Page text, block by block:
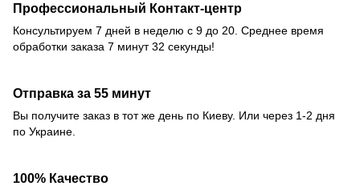
Профессиональный Контакт-центр
Консультируем 7 дней в неделю с 9 до 20. Среднее время
обработки заказа 7 минут 32 секунды!
Отправка за 55 минут
Вы получите заказ в тот же день по Киеву. Или через 1-2 дня
по Украине.
100% Качество